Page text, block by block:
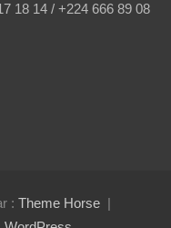
18 14 / +224 666 89 08
: Theme Horse